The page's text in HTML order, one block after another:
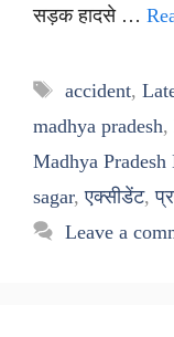
सड़क हादसे …
Tags
accident,
madhya pradesh,
Madhya
sagar,एक्सीडेंट,
Leave a